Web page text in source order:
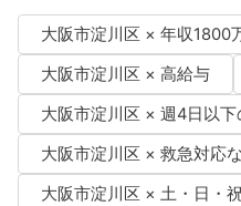
大阪市淀川区 × 年収1800
大阪市淀川区 × 高給与
大阪市淀川区 × 週4日以下
大阪市淀川区 × 救急対応
大阪市淀川区 × 土・日・